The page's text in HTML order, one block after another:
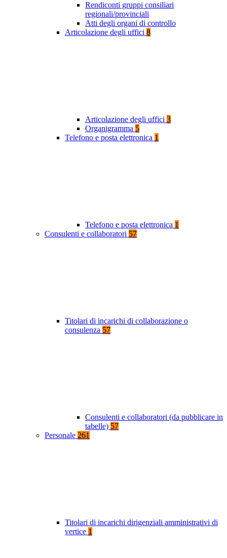
Rendiconti gruppi consiliari
regionali/provinciali
Atti degli organi di controllo
Articolazione degli uffici 8
Articolazione degli uffici 3
Organigramma 5
Telefono e posta elettronica 1
Telefono e posta elettronica 1
Consulenti e collaboratori 57
Titolari di incarichi di collaborazione o
consulenza 57
Consulenti e collaboratori (da pubblicare in
tabelle) 57
Personale 261
Titolari di incarichi dirigenziali amministrativi di
vertice 1